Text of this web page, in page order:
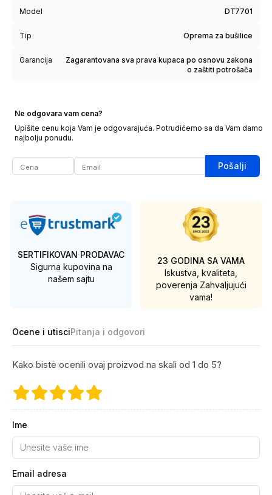
Model DT7701
Tip Oprema za bušilice
Garancija
Zagarantovana sva prava kupaca po osnovu zakona
o zaštiti potrošača
Ne odgovara vam cena?
Upišite cenu koja Vam je odgovarajuća. Potrudićemo sa da Vam damo
najbolju ponudu.
Pošalji
SERTIFIKOVAN PRODAVAC
Sigurna kupovina na
našem sajtu
23 GODINA SA VAMA
Iskustva, kvaliteta,
poverenja Zahvaljujući
vama!
Ocene i utisciPitanja i odgovori
Kako biste ocenili ovaj proizvod na skali od 1 do 5?
Ime
Email adresa